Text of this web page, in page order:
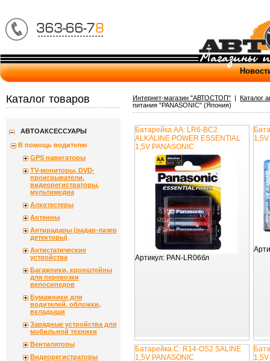
Интернет-магазин "АВТОСТОП" | Каталог
питания "PANASONIC" (Япония)
Батарейка AA: LR6-BC2
ALKALINE POWER ESSENTIAL
1,5V PANASONIC
Артикул: PAN-LR06бл
Батарейка C: R14-OS2 SALINE
1,5V PANASONIC
Каталог товаров
АВТОАКСЕССУАРЫ
В помощь водителю
GPS навигаторы
ТV-мониторы, DVD-
проигрыватели,
видеорегистраторы,
мультимедиа
Алкотестеры
Антенны
Антирадары (радар-лазер
детекторы)
Антистатические
устройства
Багажники, кронштейны
для перевозки
велосипедов
Бумажники для
водителей, обложки,
вкладыши
Зарядные устройства для
мобильной техники
Вентиляторы
Видеорегистраторы